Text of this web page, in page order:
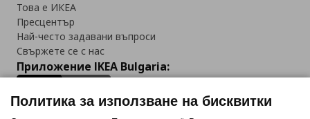
Това е ИКЕА
Пресцентър
Най-често задавани въпроси
Свържете се с нас
Приложение IKEA Bulgaria:
Политика за използване на бисквитки